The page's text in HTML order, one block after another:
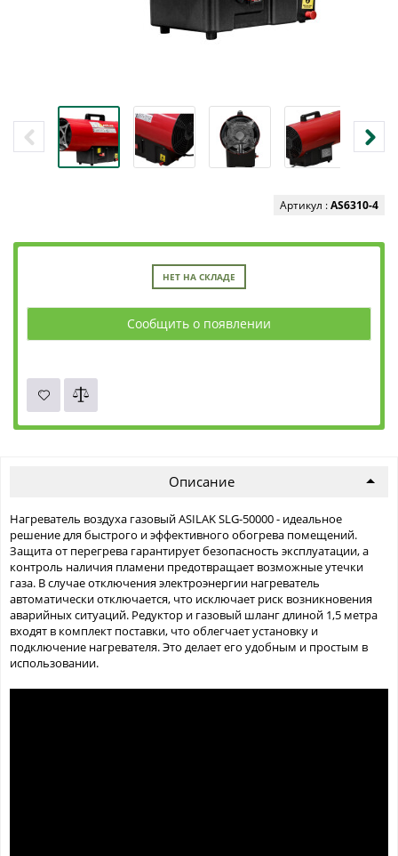
Артикул :AS6310-4
НЕТ НА СКЛАДЕ
Сообщить о появлении
Описание
Нагреватель воздуха газовый ASILAK SLG-50000 - идеальное
решение для быстрого и эффективного обогрева помещений.
Защита от перегрева гарантирует безопасность эксплуатации, а
контроль наличия пламени предотвращает возможные утечки
газа. В случае отключения электроэнергии нагреватель
автоматически отключается, что исключает риск возникновения
аварийных ситуаций. Редуктор и газовый шланг длиной 1,5 метра
входят в комплект поставки, что облегчает установку и
подключение нагревателя. Это делает его удобным и простым в
использовании.